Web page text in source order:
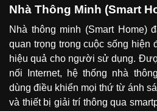
Nhà Thông Minh (Smart
Nhà thông minh (Smart Home)
quan trọng trong cuộc sống hiện
hiệu quả cho người sử dụng.
nối Internet, hệ thống nhà
dùng điều khiển mọi thứ từ ánh
và thiết bị giải trí thông qua